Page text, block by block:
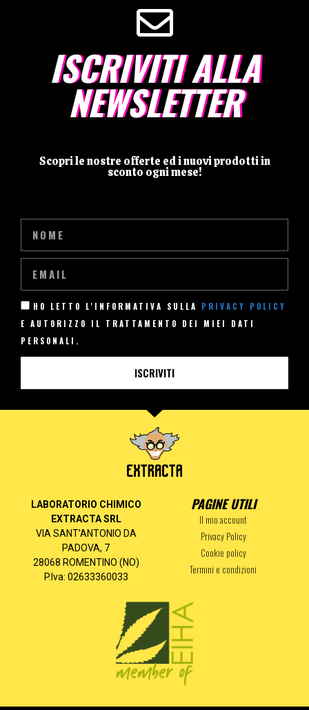
ISCRIVITI ALLA
NEWSLETTER
Scopri le nostre offerte ed i nuovi prodotti in
sconto ogni mese!
HO LETTO L'INFORMATIVA SULLA PRIVACY POLICY
E AUTORIZZO IL TRATTAMENTO DEI MIEI DATI
PERSONALI.
ISCRIVITI
LABORATORIO CHIMICO
EXTRACTA SRL
VIA SANT’ANTONIO DA
PADOVA, 7
28068 ROMENTINO (NO)
P.Iva: 02633360033
PAGINE UTILI
Il mio account
Privacy Policy
Cookie policy
Termini e condizioni